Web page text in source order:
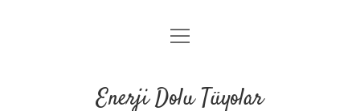
Anasayfa
menüyü
Enerji Dolu Tüyolar